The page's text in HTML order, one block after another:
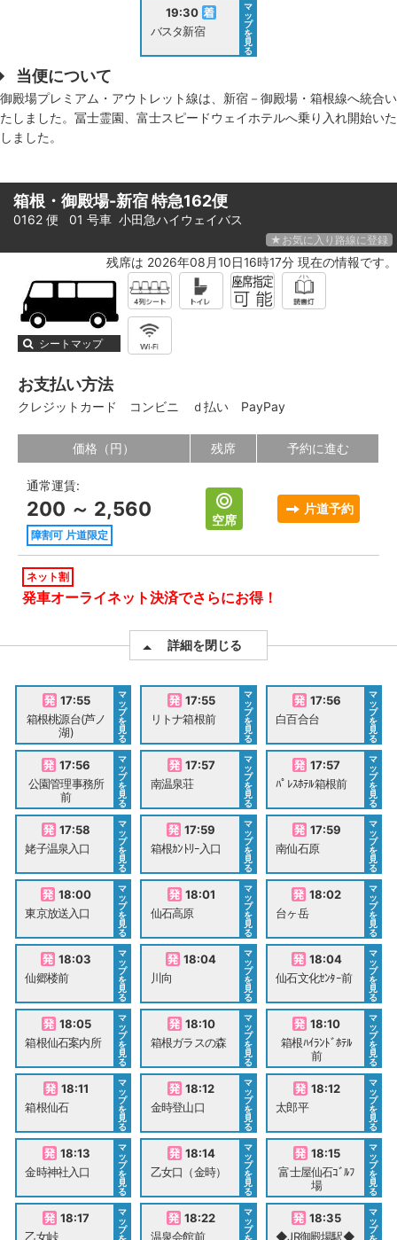
19:30
バスタ新宿
マ
ッ
プ
を
見
る
当便について
御殿場プレミアム・アウトレット線は、新宿－御殿場・箱根線へ統合い
たしました。冨士霊園、富士スピードウェイホテルへ乗り入れ開始いた
しました。
箱根・御殿場-新宿 特急162便
0162 便 01 号車 小田急ハイウェイバス
★お気に入り路線に登録
残席は 2026年08月10日16時17分 現在の情報です。
シートマップ
お支払い方法
クレジットカード コンビニ ｄ払い PayPay
価格（円） 残席 予約に進む
通常運賃:
200 ～ 2,560
障割可 片道限定
空席
片道予約
ネット割
発車オーライネット決済でさらにお得！
詳細を閉じる
17:55
箱根桃源台(芦ノ
湖)
マ
ッ
プ
を
見
る
17:55
リトナ箱根前
マ
ッ
プ
を
見
る
17:56
白百合台
マ
ッ
プ
を
見
る
17:56
公園管理事務所
前
マ
ッ
プ
を
見
る
17:57
南温泉荘
マ
ッ
プ
を
見
る
17:57
ﾊﾟﾚｽﾎﾃﾙ箱根前
マ
ッ
プ
を
見
る
17:58
姥子温泉入口
マ
ッ
プ
を
見
る
17:59
箱根ｶﾝﾄﾘｰ入口
マ
ッ
プ
を
見
る
17:59
南仙石原
マ
ッ
プ
を
見
る
18:00
東京放送入口
マ
ッ
プ
を
見
る
18:01
仙石高原
マ
ッ
プ
を
見
る
18:02
台ヶ岳
マ
ッ
プ
を
見
る
18:03
仙郷楼前
マ
ッ
プ
を
見
る
18:04
川向
マ
ッ
プ
を
見
る
18:04
仙石文化ｾﾝﾀｰ前
マ
ッ
プ
を
見
る
18:05
箱根仙石案内所
マ
ッ
プ
を
見
る
18:10
箱根ガラスの森
マ
ッ
プ
を
見
る
18:10
箱根ﾊｲﾗﾝﾄﾞﾎﾃﾙ
前
マ
ッ
プ
を
見
る
18:11
箱根仙石
マ
ッ
プ
を
見
る
18:12
金時登山口
マ
ッ
プ
を
見
る
18:12
太郎平
マ
ッ
プ
を
見
る
18:13
金時神社入口
マ
ッ
プ
を
見
る
18:14
乙女口（金時）
マ
ッ
プ
を
見
る
18:15
富士屋仙石ｺﾞﾙﾌ
場
マ
ッ
プ
を
見
る
18:17
乙女峠
マ
ッ
プ
18:22
温泉会館前
マ
ッ
プ
18:35
◆JR御殿場駅◆
マ
ッ
プ